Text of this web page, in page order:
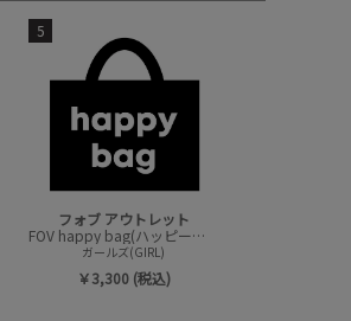
5
フォブ アウトレット
FOV happy bag(ハッピーバック/トップスセット)
ガールズ(GIRL)
￥3,300 (税込)